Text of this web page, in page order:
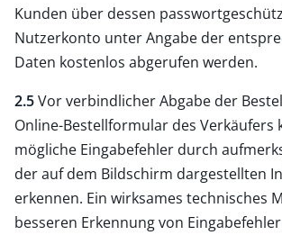
Kunden über dessen
Nutzerkonto unter Angabe der
Daten kostenlos abgerufen werden.
2.5Vor verbindlicher Abgabe der
Online-Bestellformular des Verkäufers
mögliche Eingabefehler durch
der auf dem Bildschirm dargestellten
erkennen. Ein wirksames technisches
besseren Erkennung von